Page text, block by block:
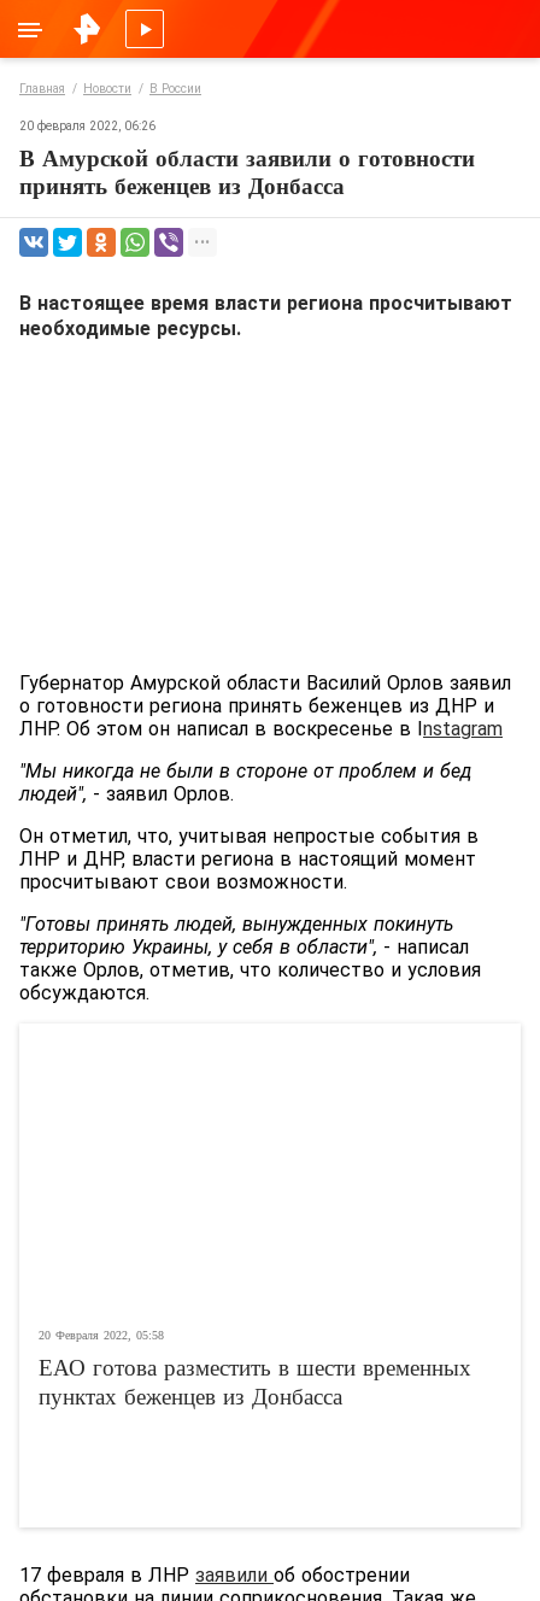
Главная Новости В России
20 февраля 2022, 06:26
В Амурской области заявили о готовности
принять беженцев из Донбасса
В настоящее время власти региона просчитывают
необходимые ресурсы.
Губернатор Амурской области Василий Орлов заявил
о готовности региона принять беженцев из ДНР и
ЛНР. Об этом он написал в воскресенье в Instagram
"Мы никогда не были в стороне от проблем и бед
людей", - заявил Орлов.
Он отметил, что, учитывая непростые события в
ЛНР и ДНР, власти региона в настоящий момент
просчитывают свои возможности.
"Готовы принять людей, вынужденных покинуть
территорию Украины, у себя в области", - написал
также Орлов, отметив, что количество и условия
обсуждаются.
20 Февраля 2022, 05:58
ЕАО готова разместить в шести временных
пунктах беженцев из Донбасса
17 февраля в ЛНР заявили об обострении